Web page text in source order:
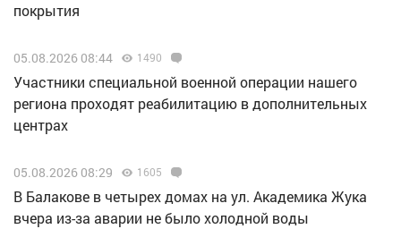
покрытия
05.08.2026 08:44 1490
Участники специальной военной операции нашего
региона проходят реабилитацию в дополнительных
центрах
05.08.2026 08:29 1605
В Балакове в четырех домах на ул. Академика Жука
вчера из-за аварии не было холодной воды